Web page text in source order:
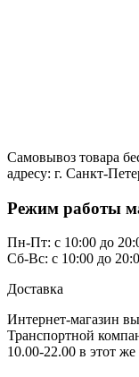
Самовывоз товара
адресу: г. Санкт-
Режим работы
Пн-Пт: с 10:00 до
Сб-Вс: с 10:00 до
Доставка
Интернет-магазин
Транспортной
10.00-22.00 в этот